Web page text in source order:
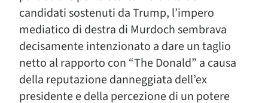
candidati sostenuti da Trump, l’impero
mediatico di destra di Murdoch sembrava
decisamente intenzionato a dare un taglio
netto al rapporto con “The Donald” a causa
della reputazione danneggiata dell’ex
presidente e della percezione di un potere